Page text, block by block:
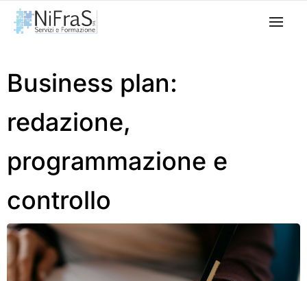
Business plan:
redazione,
programmazione e
controllo